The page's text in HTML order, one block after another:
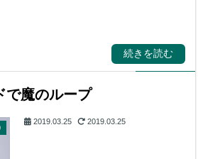
続きを読む
で魔のループ
2019.03.25 2019.03.25